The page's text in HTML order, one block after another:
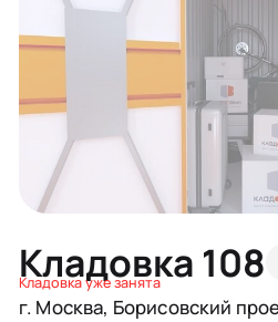
Кладовка 108
Кладовка уже занята
г. Москва, Борисовский